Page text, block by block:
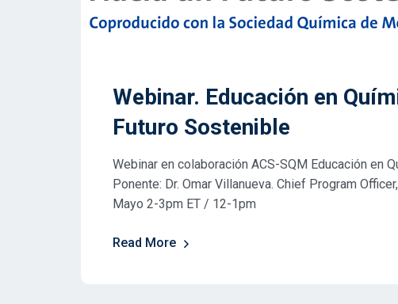
Webinar. Educación en
Futuro Sostenible
Webinar en colaboración ACS-SQM Educación en
Ponente: Dr. Omar Villanueva. Chief Program
Mayo 2-3pm ET / 12-1pm
Read More